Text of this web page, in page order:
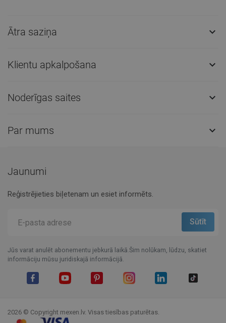
Ātra saziņa 
Klientu apkalpošana 
Noderīgas saites 
Par mums 
Jaunumi
Reģistrējieties biļetenam un esiet informēts.
Jūs varat anulēt abonementu jebkurā laikā.Šim nolūkam, lūdzu, skatiet
informāciju mūsu juridiskajā informācijā.
2026 © Copyright mexen.lv. Visas tiesības paturētas.